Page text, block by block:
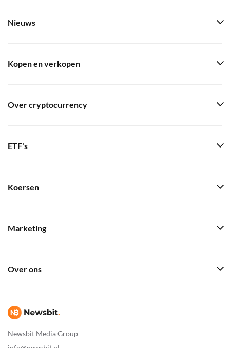
Newsbit Media Group
Nieuws
Kopen en verkopen
Over cryptocurrency
ETF's
Koersen
Marketing
Over ons